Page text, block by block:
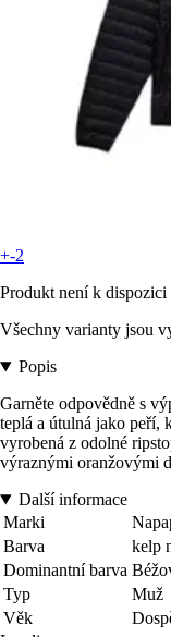
+-2
Produkt není k dispozici
Všechny varianty jsou
Popis
Garněte odpovědně s
teplá a útulná jako peří,
vyrobená z odolné
výraznými oranžovými
Další informace
Marki
Barva
kelp
Dominantní barva
Typ
Muž
Věk